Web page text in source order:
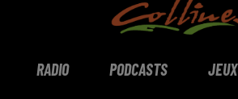
RADIO PODCASTS JEUX